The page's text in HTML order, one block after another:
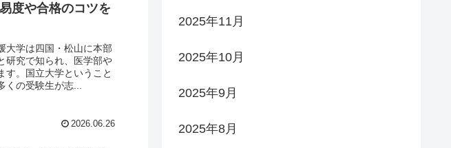
度や合格のコツを
大学は四国・松山に本部
研究で知られ、医学部や
す。国立大学ということ
の受験生が志...
2026.06.26
2025年11月
2025年10月
2025年9月
2025年8月